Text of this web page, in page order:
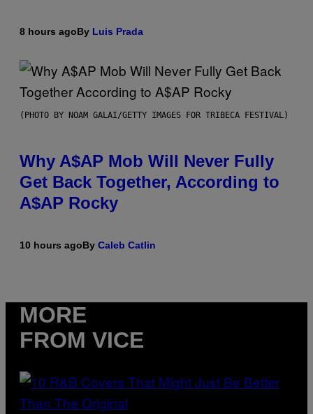
8 hours agoBy Luis Prada
(PHOTO BY NOAM GALAI/GETTY IMAGES FOR TRIBECA FESTIVAL)
Why A$AP Mob Will Never Fully
Get Back Together, According to
A$AP Rocky
10 hours agoBy Caleb Catlin
MORE
FROM VICE